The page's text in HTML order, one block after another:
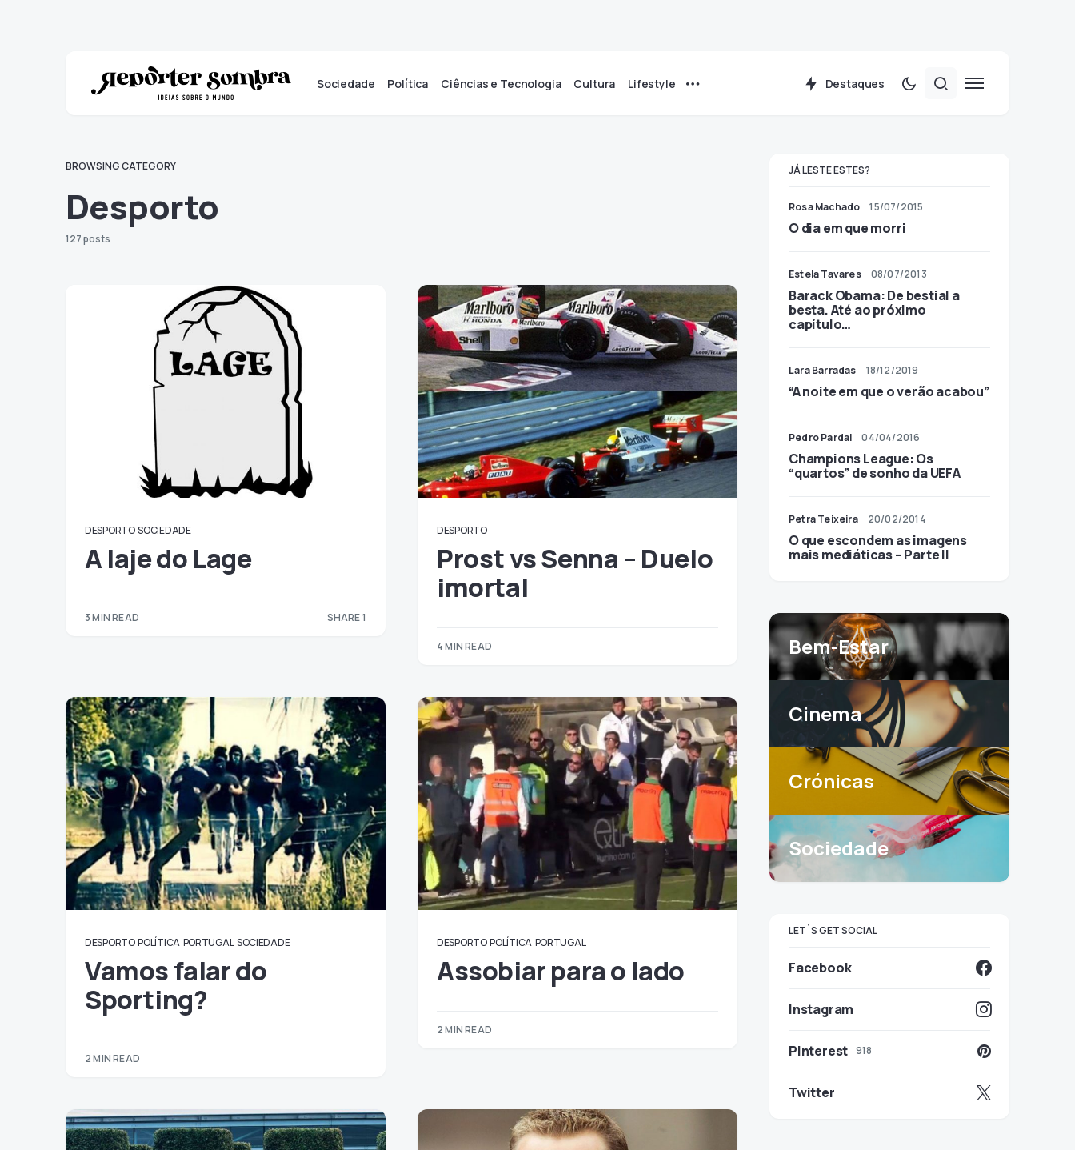
Sociedade Política Ciências e Tecnologia Cultura Lifestyle Destaques
BROWSING CATEGORY
Desporto
127 posts
DESPORTO SOCIEDADE
A laje do Lage
3 MIN READ SHARE 1
DESPORTO
Prost vs Senna – Duelo
imortal
4 MIN READ
DESPORTO POLÍTICA PORTUGAL SOCIEDADE
Vamos falar do
Sporting?
2 MIN READ
DESPORTO POLÍTICA PORTUGAL
Assobiar para o lado
2 MIN READ
JÁ LESTE ESTES?
Rosa Machado 15/07/2015
O dia em que morri
Estela Tavares 08/07/2013
Barack Obama: De bestial a
besta. Até ao próximo
capítulo…
Lara Barradas 18/12/2019
“A noite em que o verão acabou”
Pedro Pardal 04/04/2016
Champions League: Os
“quartos” de sonho da UEFA
Petra Teixeira 20/02/2014
O que escondem as imagens
mais mediáticas – Parte II
Bem-Estar
Cinema
Crónicas
Sociedade
LET`S GET SOCIAL
Facebook
Instagram
Pinterest 918
Twitter